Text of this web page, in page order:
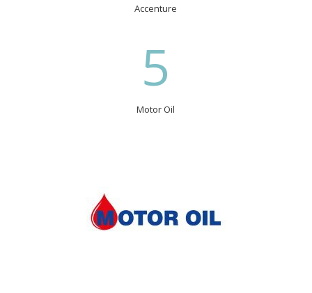
Accenture
5
Motor Oil